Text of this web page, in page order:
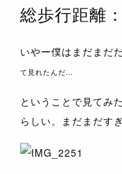
総歩行距離
いやー僕はまだまだ
て見れたんだ…
ということで見てみ
らしい。まだまだす